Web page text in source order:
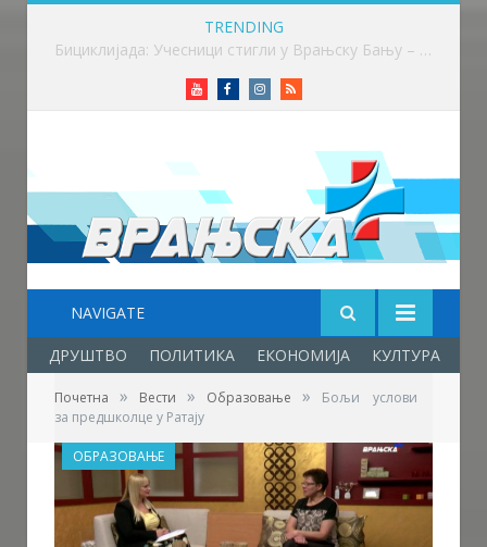
TRENDING
Више од 100 бициклиста возило до Врањске Бање
YoutubeFacebookInstagram
RSS
NAVIGATE
ДРУШТВО ПОЛИТИКА ЕКОНОМИЈА КУЛТУРА
Почетна » Вести » Образовање »
Бољи услови
за предшколце у Ратају
ОБРАЗОВАЊЕ